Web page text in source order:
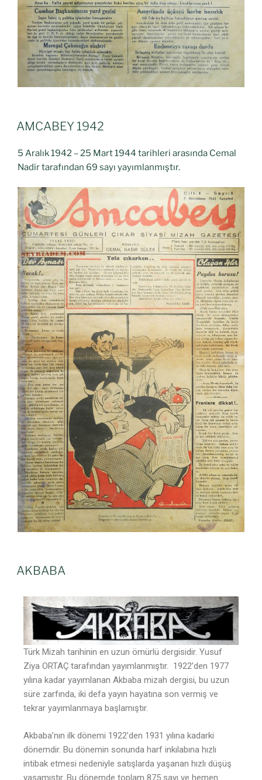
AMCABEY 1942
5 Aralık 1942 – 25 Mart 1944 tarihleri arasında Cemal
Nadir tarafından 69 sayı yayımlanmıştır.
AKBABA
Türk Mizah tarihinin en uzun ömürlü dergisidir. Yusuf
Ziya ORTAÇ tarafından yayımlanmıştır. 1922’den 1977
yılına kadar yayımlanan Akbaba mizah dergisi, bu uzun
süre zarfında, iki defa yayın hayatına son vermiş ve
tekrar yayımlanmaya başlamıştır.
Akbaba’nın ilk dönemi 1922’den 1931 yılına kadarki
dönemdir. Bu dönemin sonunda harf inkılabına hızlı
intibak etmesi nedeniyle satışlarda yaşanan hızlı düşüş
yaşamıştır. Bu dönemde toplam 875 sayı ve hemen